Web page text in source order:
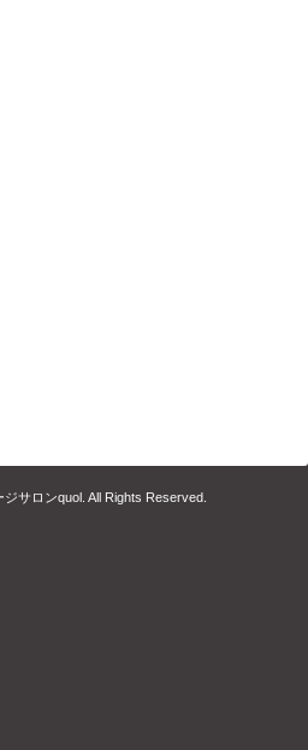
ジサロンquol . All Rights Reserved.